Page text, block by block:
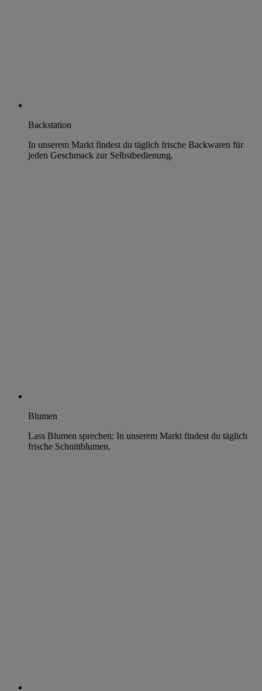
Backstation
In unserem Markt findest du täglich frische Backwaren für
jeden Geschmack zur Selbstbedienung.
Blumen
Lass Blumen sprechen: In unserem Markt findest du täglich
frische Schnittblumen.